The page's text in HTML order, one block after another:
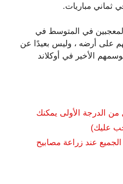
ثماني مباريات.
10،049 من المعجبين في المتوسط ​​في
على أرضه ، وليس بعيدًا عن
الأخير في أوكلاند
من الدرجة الأولى يمكنك
الجميع عند زراعة مصابيح